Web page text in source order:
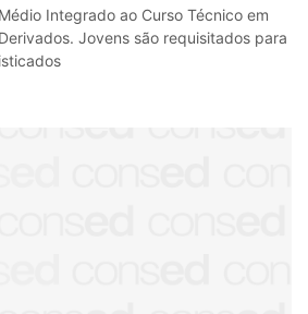
Integrado ao Curso Técnico em
Jovens são requisitados para